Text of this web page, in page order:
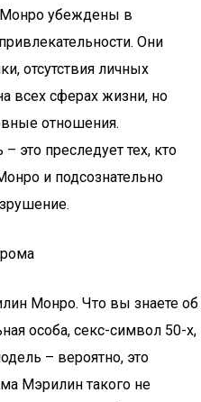
убеждены в
Они
отсутствия личных
всех сферах жизни, но
отношения.
это преследует тех, кто
и подсознательно
Монро. Что вы знаете об
особа, секс-символ 50-х,
– вероятно, это
Мэрилин такого не